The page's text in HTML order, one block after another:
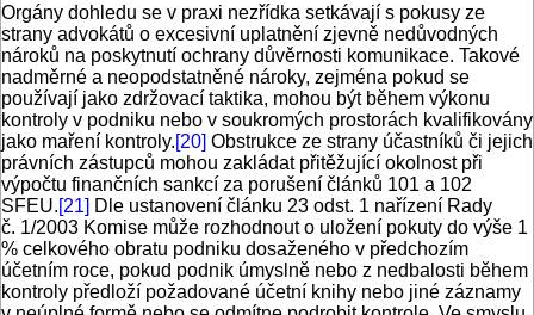
Orgány dohledu se v praxi nezřídka setkávají s pokusy ze
strany advokátů o excesivní uplatnění zjevně nedůvodných
nároků na poskytnutí ochrany důvěrnosti komunikace. Takové
nadměrné a neopodstatněné nároky, zejména pokud se
používají jako zdržovací taktika, mohou být během výkonu
kontroly v podniku nebo v soukromých prostorách kvalifikovány
jako maření kontroly.[20] Obstrukce ze strany účastníků či jejich
právních zástupců mohou zakládat přitěžující okolnost při
výpočtu finančních sankcí za porušení článků 101 a 102
SFEU.[21] Dle ustanovení článku 23 odst. 1 nařízení Rady
č. 1/2003 Komise může rozhodnout o uložení pokuty do výše 1
% celkového obratu podniku dosaženého v předchozím
účetním roce, pokud podnik úmyslně nebo z nedbalosti během
kontroly předloží požadované účetní knihy nebo jiné záznamy